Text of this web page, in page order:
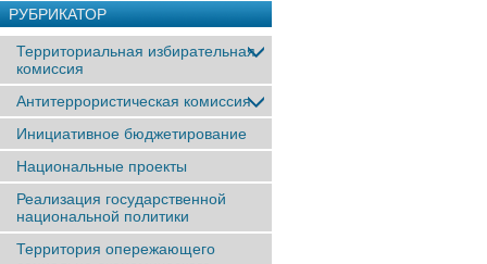
РУБРИКАТОР
Территориальная избирательная
комиссия
Антитеррористическая комиссия
Инициативное бюджетирование
Национальные проекты
Реализация государственной
национальной политики
Территория опережающего